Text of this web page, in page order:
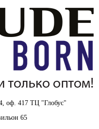
оф. 417 ТЦ "Глобус"
65